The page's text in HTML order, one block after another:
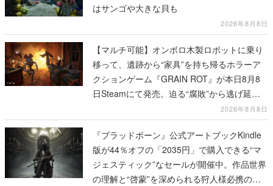
はサンゴや大きな貝も
2026年8月8日
【マルチ可能】オンボロ木製ロボットに乗り
移って、遺跡から“家具”を持ち帰るホラーア
クションゲーム『GRAIN ROT』が本日8月8
日Steamにて発売。迫る“腐敗”から逃げ延
2026年8月8日
『ブラッドボーン』公式アートブックKindle
版が44％オフの「2035円」で購入できる“マ
ジェスティック”なセールが開催中。作品世界
の理解と“啓蒙”を深められる狩人様必携の一